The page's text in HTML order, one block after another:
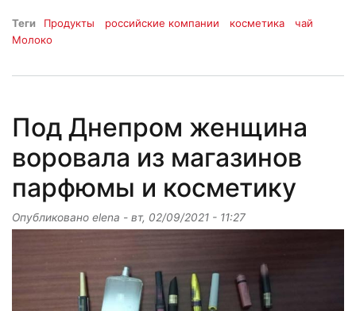
Теги Продукты российские компании косметика
чай
Молоко
Под Днепром женщина
воровала из магазинов
парфюмы и косметику
Опубликовано elena - вт, 02/09/2021 - 11:27